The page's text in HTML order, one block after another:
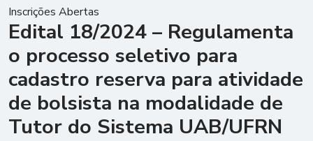
Inscrições Abertas
Edital 18/2024 – Regulamenta
o processo seletivo para
cadastro reserva para atividade
de bolsista na modalidade de
Tutor do Sistema UAB/UFRN